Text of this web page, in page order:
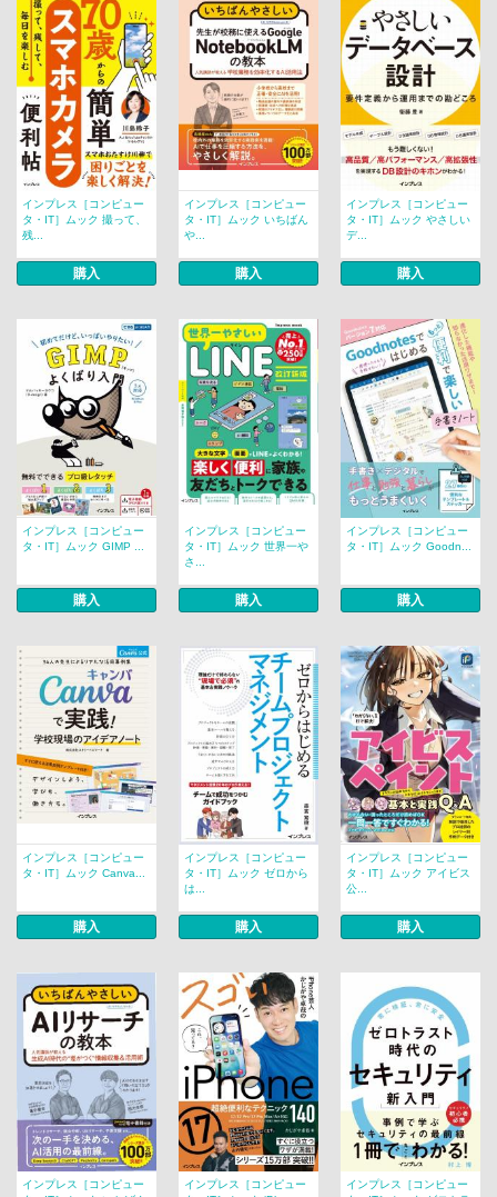
インプレス［コンピュー
タ・IT］ムック 撮って、
残...
購入
インプレス［コンピュー
タ・IT］ムック いちばん
や...
購入
インプレス［コンピュー
タ・IT］ムック やさしい
デ...
購入
インプレス［コンピュー
タ・IT］ムック GIMP ...
購入
インプレス［コンピュー
タ・IT］ムック 世界一や
さ...
購入
インプレス［コンピュー
タ・IT］ムック Goodn...
購入
インプレス［コンピュー
タ・IT］ムック Canva...
購入
インプレス［コンピュー
タ・IT］ムック ゼロから
は...
購入
インプレス［コンピュー
タ・IT］ムック アイビス
公...
購入
インプレス［コンピュー
インプレス［コンピュー
インプレス［コンピュー